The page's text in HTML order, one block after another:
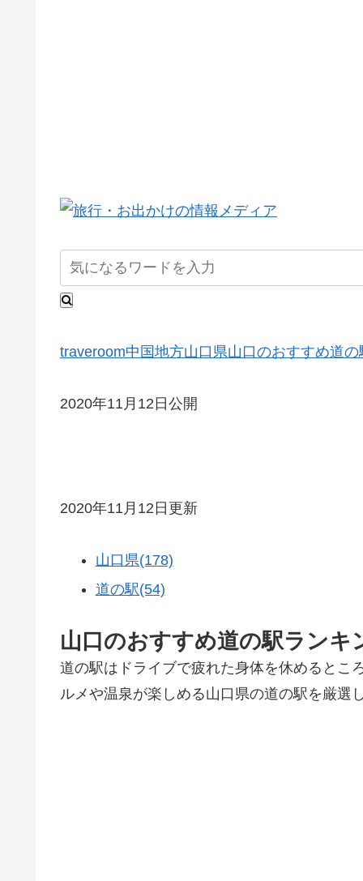
traveroom中国地方山口県山口のおすすめ道
2020年11月12日公開
2020年11月12日更新
山口県(178)
道の駅(54)
山口のおすすめ道の駅ランキ
道の駅はドライブで疲れた身体を休めるとこ
ルメや温泉が楽しめる山口県の道の駅を厳選